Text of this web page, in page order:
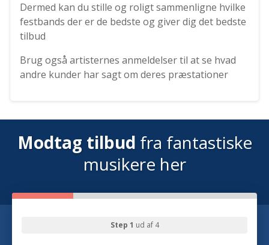
Dermed kan du stille og roligt sammenligne hvilke
festbands der er de bedste og giver dig det bedste
tilbud
Brug også artisternes anmeldelser til at se hvad
andre kunder har sagt om deres præstationer
Modtag tilbud fra fantastiske
musikere her
Step 1 ud af 4